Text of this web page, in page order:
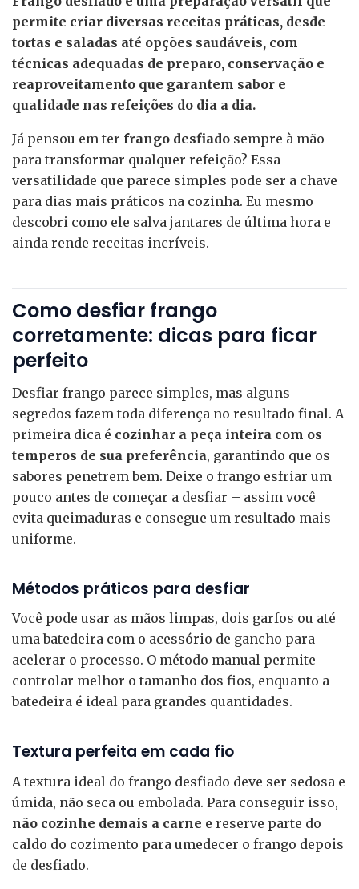
permite criar diversas receitas práticas, desde
tortas e saladas até opções saudáveis, com
técnicas adequadas de preparo, conservação e
reaproveitamento que garantem sabor e
qualidade nas refeições do dia a dia.
Já pensou em ter frango desfiado sempre à mão
para transformar qualquer refeição? Essa
versatilidade que parece simples pode ser a chave
para dias mais práticos na cozinha. Eu mesmo
descobri como ele salva jantares de última hora e
ainda rende receitas incríveis.
Como desfiar frango
corretamente: dicas para ficar
perfeito
Desfiar frango parece simples, mas alguns
segredos fazem toda diferença no resultado final. A
primeira dica é cozinhar a peça inteira com os
temperos de sua preferência, garantindo que os
sabores penetrem bem. Deixe o frango esfriar um
pouco antes de começar a desfiar – assim você
evita queimaduras e consegue um resultado mais
uniforme.
Métodos práticos para desfiar
Você pode usar as mãos limpas, dois garfos ou até
uma batedeira com o acessório de gancho para
acelerar o processo. O método manual permite
controlar melhor o tamanho dos fios, enquanto a
batedeira é ideal para grandes quantidades.
Textura perfeita em cada fio
A textura ideal do frango desfiado deve ser sedosa e
úmida, não seca ou embolada. Para conseguir isso,
não cozinhe demais a carne e reserve parte do
caldo do cozimento para umedecer o frango depois
de desfiado.